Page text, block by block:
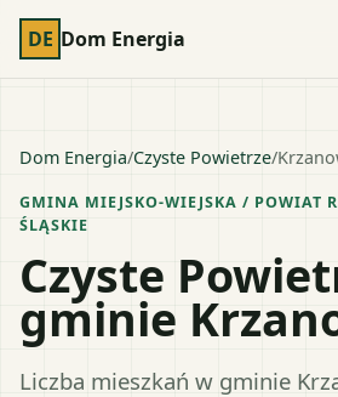
DE Dom Energia
Dom Energia/Czyste Powietrze/
GMINA MIEJSKO-WIEJSKA / POWIAT
ŚLĄSKIE
Czyste
gminie
Liczba mieszkań w gminie